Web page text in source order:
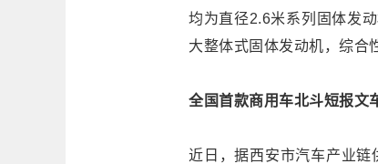
均为直径2.6米系列固体发
大整体式固体发动机，综合
全国首款商用车北斗短报文
近日，据西安市汽车产业